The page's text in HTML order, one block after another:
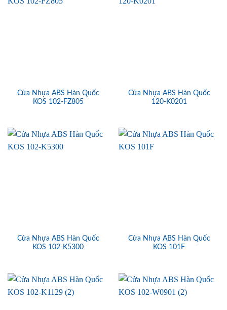
Cửa Nhựa ABS Hàn Quốc
KOS 102-FZ805
Cửa Nhựa ABS Hàn Quốc
120-K0201
Cửa Nhựa ABS Hàn Quốc
KOS 102-K5300
Cửa Nhựa ABS Hàn Quốc
KOS 101F